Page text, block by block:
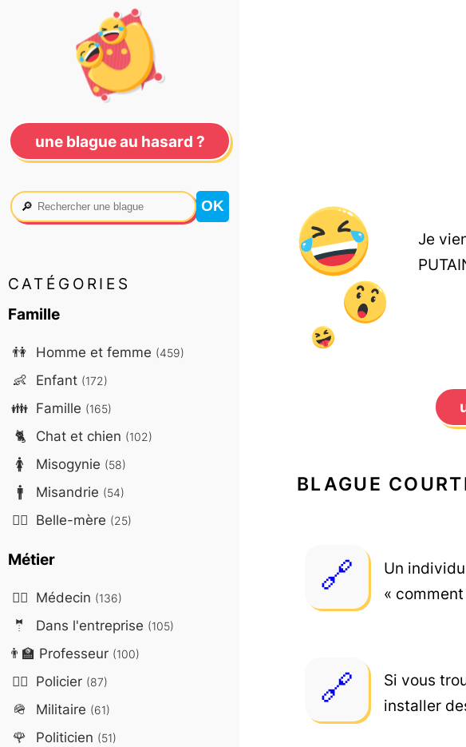
Je
BLAGUE
Un
«
Si vous
installer
une blague au hasard ?
🔎
CATÉGORIES
Famille
👫 Homme et femme (459)
👶 Enfant (172)
👪 Famille (165)
🐈 Chat et chien (102)
🚺 Misogynie (58)
🚹 Misandrie (54)
🤷‍♀️ Belle-mère (25)
Métier
👨‍⚕️ Médecin (136)
🤵 Dans l'entreprise (105)
👨‍🏫 Professeur (100)
👮‍♂️ Policier (87)
🪖 Militaire (61)
🌹 Politicien (51)